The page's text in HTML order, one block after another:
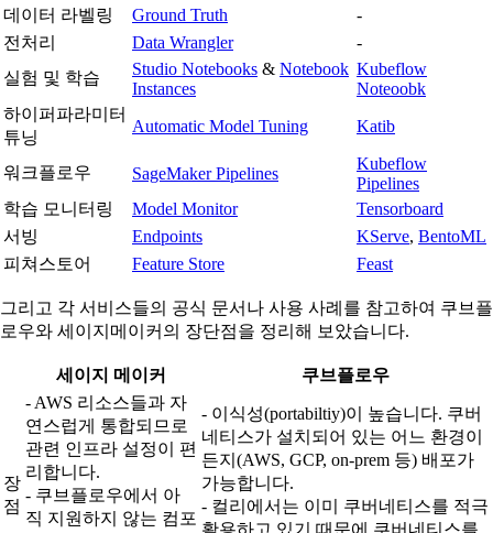
데이터 라벨링
Ground Truth
-
전처리
Data Wrangler
-
실험 및 학습
Studio Notebooks & Notebook
Instances
Kubeflow
Noteoobk
하이퍼파라미터
튜닝
Automatic Model Tuning Katib
워크플로우 SageMaker Pipelines
Kubeflow
Pipelines
학습 모니터링
Model Monitor
Tensorboard
서빙
Endpoints KServe, BentoML
피쳐스토어
Feature Store Feast
그리고 각 서비스들의 공식 문서나 사용 사례를 참고하여 쿠브플
로우와 세이지메이커의 장단점을 정리해 보았습니다.
세이지 메이커 쿠브플로우
장
점
- AWS 리소스들과 자
연스럽게 통합되므로
관련 인프라 설정이 편
리합니다.
- 쿠브플로우에서 아
직 지원하지 않는 컴포
- 이식성(portabiltiy)이 높습니다. 쿠버
네티스가 설치되어 있는 어느 환경이
든지(AWS, GCP, on-prem 등) 배포가
가능합니다.
- 컬리에서는 이미 쿠버네티스를 적극
활용하고 있기 때문에 쿠버네티스를